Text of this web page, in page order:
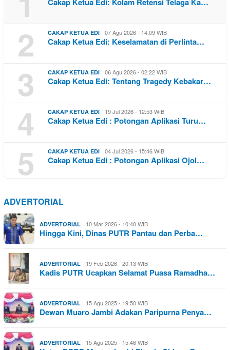
2 CAKAP KETUA EDI 07 Agu 2026 - 14:09 WIB
Cakap Ketua Edi: Keselamatan di Perlinta…
3 CAKAP KETUA EDI 06 Agu 2026 - 02:22 WIB
Cakap Ketua Edi: Tentang Tragedy Kebakar…
4 CAKAP KETUA EDI 19 Jul 2026 - 12:53 WIB
Cakap Ketua Edi : Potongan Aplikasi Turu…
5 CAKAP KETUA EDI 04 Jul 2026 - 15:46 WIB
Cakap Ketua Edi : Potongan Aplikasi Ojol…
ADVERTORIAL
ADVERTORIAL 10 Mar 2026 - 10:40 WIB
Hingga Kini, Dinas PUTR Pantau dan Perba…
ADVERTORIAL 19 Feb 2026 - 20:13 WIB
Kadis PUTR Ucapkan Selamat Puasa Ramadha…
ADVERTORIAL 15 Agu 2025 - 19:50 WIB
Dewan Muaro Jambi Adakan Paripurna Penya…
ADVERTORIAL 15 Agu 2025 - 15:46 WIB